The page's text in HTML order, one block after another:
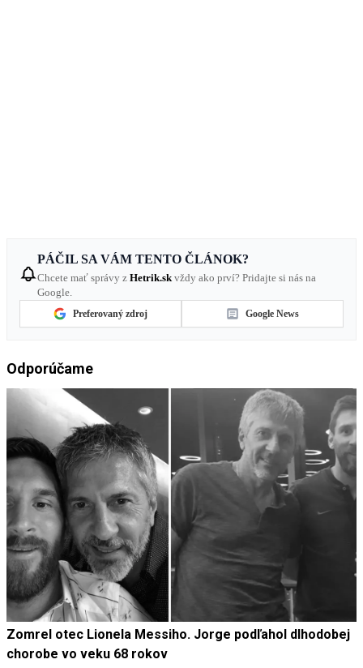
PÁČIL SA VÁM TENTO ČLÁNOK?
Chcete mať správy z Hetrik.skvždy ako prví? Pridajte si nás na
Google.
Preferovaný zdroj Google News
Odporúčame
Zomrel otec Lionela Messiho. Jorge podľahol dlhodobej
chorobe vo veku 68 rokov